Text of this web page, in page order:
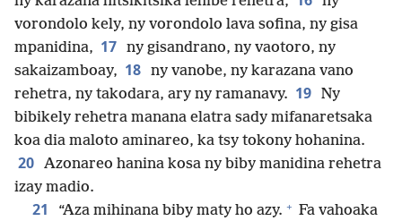
vorondolo kely, ny vorondolo lava sofina, ny gisa
mpanidina, 17 ny gisandrano, ny vaotoro, ny
sakaizamboay, 18 ny vanobe, ny karazana vano
rehetra, ny takodara, ary ny ramanavy. 19 Ny
bibikely rehetra manana elatra sady mifanaretsaka
koa dia maloto aminareo, ka tsy tokony hohanina.
20 Azonareo hanina kosa ny biby manidina rehetra
izay madio.
21 “Aza mihinana biby maty ho azy. + Fa vahoaka